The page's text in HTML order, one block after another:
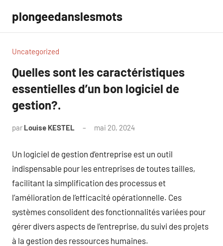
contenu
plongeedanslesmots
Uncategorized
Quelles sont les caractéristiques
essentielles d’un bon logiciel de
gestion?.
par Louise KESTEL mai 20, 2024
Un logiciel de gestion d’entreprise est un outil
indispensable pour les entreprises de toutes tailles,
facilitant la simplification des processus et
l’amélioration de l’efficacité opérationnelle. Ces
systèmes consolident des fonctionnalités variées pour
gérer divers aspects de l’entreprise, du suivi des projets
à la gestion des ressources humaines.